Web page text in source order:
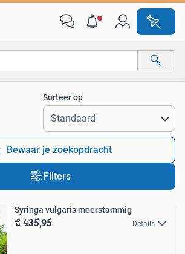
Alle afstanden…
Sorteer op
Bewaar je zoekopdracht
Filters
Syringa vulgaris meerstammig
€ 435,95 Details